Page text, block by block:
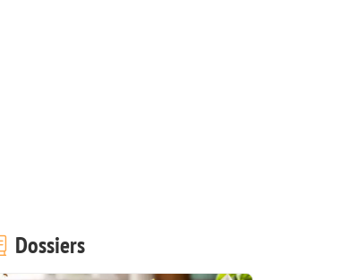
Dossiers